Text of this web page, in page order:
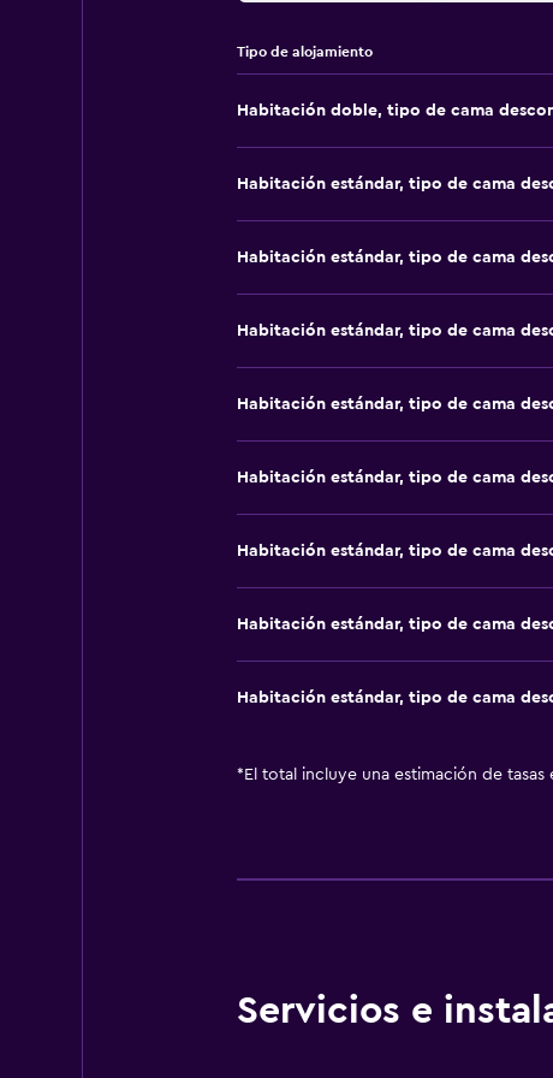
Tipo de alojamiento
Habitación doble, tipo de cama
Habitación estándar, tipo de cama
Habitación estándar, tipo de cama
Habitación estándar, tipo de cama
Habitación estándar, tipo de cama
Habitación estándar, tipo de cama
Habitación estándar, tipo de cama
Habitación estándar, tipo de cama
Habitación estándar, tipo de cama
* El total incluye una estimación de
Servicios e